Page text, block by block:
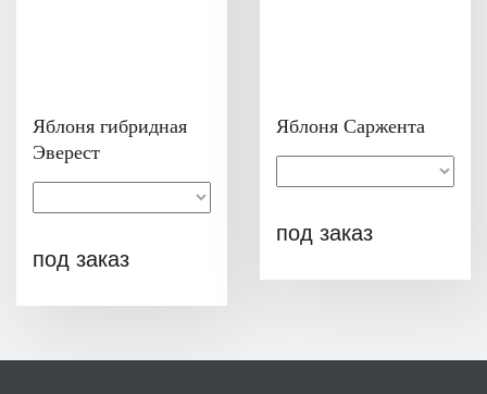
Яблоня гибридная
Эверест
под заказ
Яблоня Саржента
под заказ